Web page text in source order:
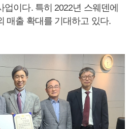
업이다. 특히 2022년 스웨덴에
매출 확대를 기대하고 있다.